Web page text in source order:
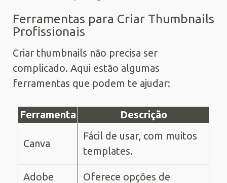
Ferramentas para Criar Thumbnails
Profissionais
Criar thumbnails não precisa ser
complicado. Aqui estão algumas
ferramentas que podem te ajudar:
Ferramenta Descrição
Canva
Fácil de usar, com muitos
templates.
Adobe Oferece opções de